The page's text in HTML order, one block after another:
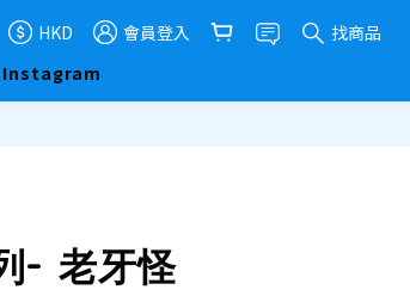
HKD 會員登入
找商品
Instagram
- 老牙怪